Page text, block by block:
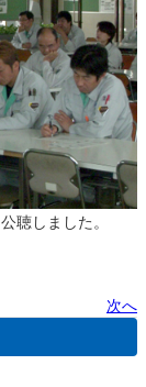
聴しました。
次へ